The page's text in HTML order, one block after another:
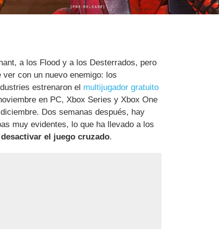
a los Flood y a los Desterrados, pero
con un nuevo enemigo: los
estrenaron el multijugador gratuito
en PC, Xbox Series y Xbox One
Dos semanas después, hay
muy evidentes, lo que ha llevado a los
el juego cruzado.